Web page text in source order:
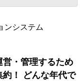
ンシステム
営・管理するため
約！ どんな年代で